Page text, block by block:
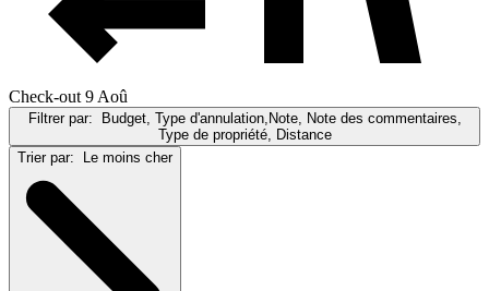
Check-out 9 Aoû
Filtrer par: Budget, Type d'annulation,Note, Note des commentaires,
Type de propriété, Distance
Trier par: Le moins cher